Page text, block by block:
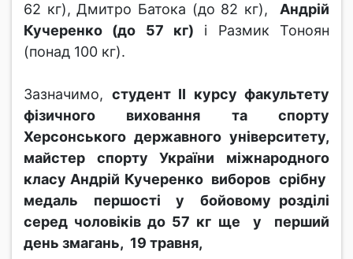
62 кг), Дмитро Батока (до 82 кг), Андрій
Кучеренко (до 57 кг) і Размик Тоноян
(понад 100 кг).
Зазначимо, студент ІІ курсу факультету
фізичного виховання та спорту
Херсонського державного університету,
майстер спорту України міжнародного
класу Андрій Кучеренко виборов срібну
медаль першості у бойовому розділі
серед чоловіків до 57 кг ще у перший
день змагань, 19 травня,